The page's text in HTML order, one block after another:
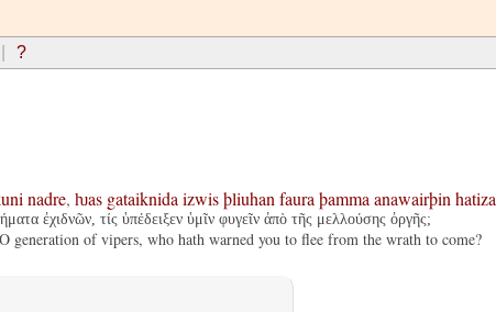
?
nadre, ƕas gataiknida izwis þliuhan faura þamma anawairþin hatiza
ἐχιδνῶν, τίς ὑπέδειξεν ὑμῖν φυγεῖν ἀπὸ τῆς μελλούσης ὀργῆς;
of vipers, who hath warned you to flee from the wrath to come?